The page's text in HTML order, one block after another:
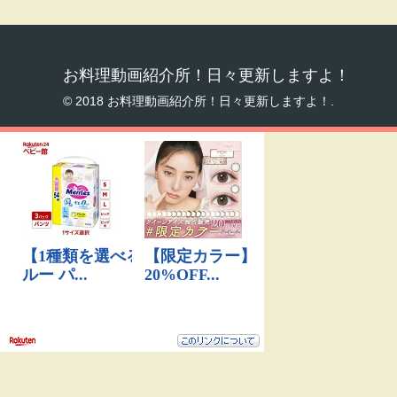
お料理動画紹介所！日々更新しますよ！
© 2018 お料理動画紹介所！日々更新しますよ！.